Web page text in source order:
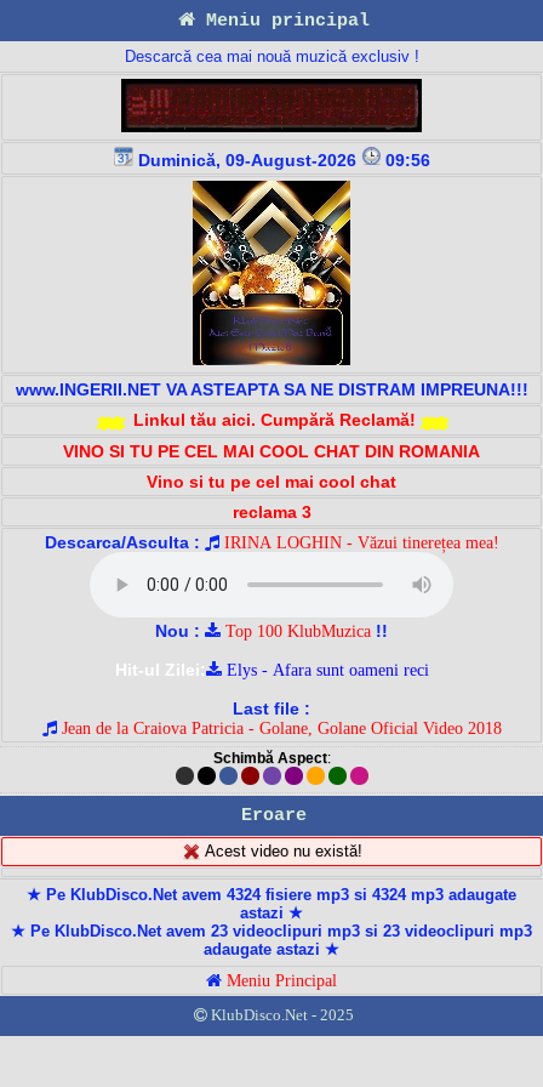
Meniu principal
Descarcă cea mai nouă muzică exclusiv !
Duminică, 09-August-2026 09:56
www.INGERII.NET VA ASTEAPTA SA NE DISTRAM IMPREUNA!!!
Linkul tău aici. Cumpără Reclamă!
VINO SI TU PE CEL MAI COOL CHAT DIN ROMANIA
Vino si tu pe cel mai cool chat
reclama 3
Descarca/Asculta :
IRINA LOGHIN - Văzui tinerețea mea!
Nou : Top 100 KlubMuzica !!
Hit-ul Zilei:
Elys - Afara sunt oameni reci
Last file :
Jean de la Craiova Patricia - Golane, Golane Oficial Video 2018
Schimbă Aspect:
Eroare
Acest video nu există!
★ Pe KlubDisco.Net avem 4324 fisiere mp3 si 4324 mp3 adaugate
astazi ★
★ Pe KlubDisco.Net avem 23 videoclipuri mp3 si 23 videoclipuri mp3
adaugate astazi ★
Meniu Principal
KlubDisco.Net - 2025